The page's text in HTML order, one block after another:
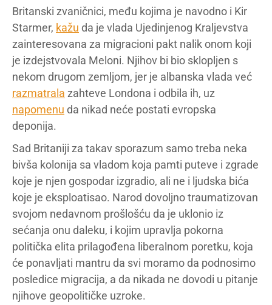
Britanski zvaničnici, među kojima je navodno i Kir
Starmer, kažu da je vlada Ujedinjenog Kraljevstva
zainteresovana za migracioni pakt nalik onom koji
je izdejstvovala Meloni. Njihov bi bio sklopljen s
nekom drugom zemljom, jer je albanska vlada već
razmatrala zahteve Londona i odbila ih, uz
napomenu da nikad neće postati evropska
deponija.
Sad Britaniji za takav sporazum samo treba neka
bivša kolonija sa vladom koja pamti puteve i zgrade
koje je njen gospodar izgradio, ali ne i ljudska bića
koje je eksploatisao. Narod dovoljno traumatizovan
svojom nedavnom prošlošću da je uklonio iz
sećanja onu daleku, i kojim upravlja pokorna
politička elita prilagođena liberalnom poretku, koja
će ponavljati mantru da svi moramo da podnosimo
posledice migracija, a da nikada ne dovodi u pitanje
njihove geopolitičke uzroke.